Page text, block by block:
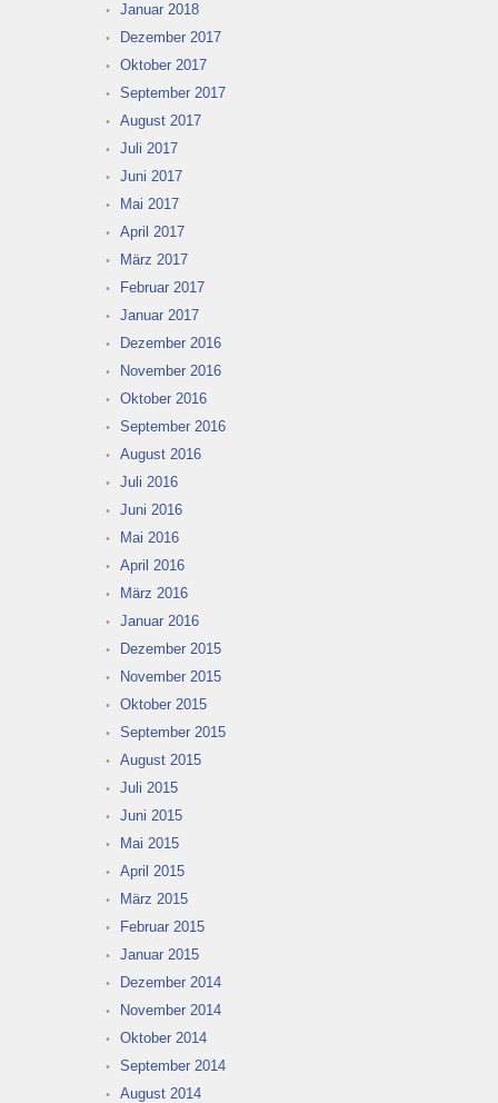
Januar 2018
Dezember 2017
Oktober 2017
September 2017
August 2017
Juli 2017
Juni 2017
Mai 2017
April 2017
März 2017
Februar 2017
Januar 2017
Dezember 2016
November 2016
Oktober 2016
September 2016
August 2016
Juli 2016
Juni 2016
Mai 2016
April 2016
März 2016
Januar 2016
Dezember 2015
November 2015
Oktober 2015
September 2015
August 2015
Juli 2015
Juni 2015
Mai 2015
April 2015
März 2015
Februar 2015
Januar 2015
Dezember 2014
November 2014
Oktober 2014
September 2014
August 2014